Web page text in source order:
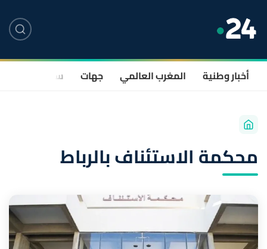
أخبار وطنية المغرب العالمي جهات سياسة
محكمة الاستئناف بالرباط